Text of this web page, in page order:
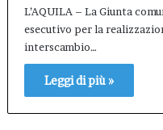
L’AQUILA – La Giunta
esecutivo per la
interscambio…
Leggi di più »